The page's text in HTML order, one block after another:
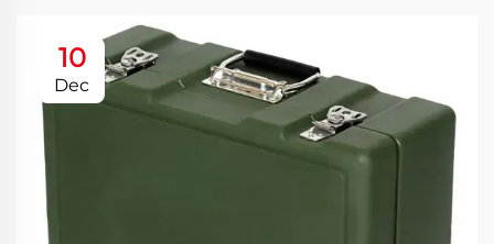
10
Dec